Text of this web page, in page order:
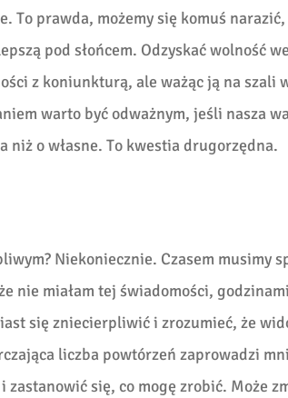
To prawda, możemy się komuś
pod słońcem. Odzyskać wolność
z koniunkturą, ale ważąc ją na szali
warto być odważnym, jeśli nasza
o własne. To kwestia drugorzędna.
Niekoniecznie. Czasem musimy
nie miałam tej świadomości,
się zniecierpliwić i zrozumieć, że
liczba powtórzeń zaprowadzi
zastanowić się, co mogę zrobić. Może